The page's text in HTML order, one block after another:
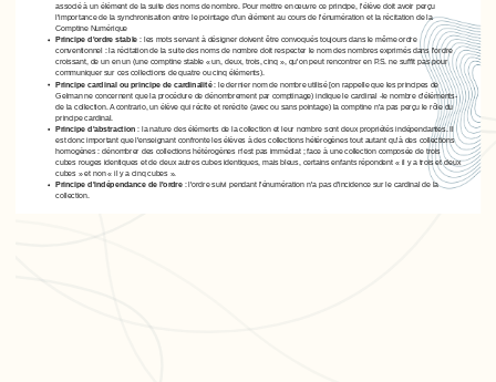
associé à un élément de la suite des noms de nombre. Pour mettre en œuvre ce principe, l'élève doit avoir perçu
l'importance de la synchronisation entre le pointage d'un élément au cours de l'énumération et la récitation de la
Comptine Numérique
Principe d'ordre stable : les mots servant à désigner doivent être convoqués toujours dans le même ordre
conventionnel : la récitation de la suite des noms de nombre doit respecter le nom des nombres exprimés dans l'ordre
croissant, de un en un (une comptine stable « un, deux, trois, cinq », qu'on peut rencontrer en P.S. ne suffit pas pour
communiquer sur ces collections de quatre ou cinq éléments).
Principe cardinal ou principe de cardinalité: le dernier nom de nombre utilisé [on rappelle que les principes de
Gelman ne concernent que la procédure de dénombrement par comptinage) indique le cardinal -le nombre d'éléments-
de la collection. A contrario, un élève qui récite et rerécite (avec ou sans pointage) la comptine n'a pas perçu le rôle du
principe cardinal.
Principe d'abstraction : la nature des éléments de la collection et leur nombre sont deux propriétés indépendantes. Il
est donc important que l'enseignant confronte les élèves à des collections hétérogènes tout autant qu'à des collections
homogènes : dénombrer des collections hétérogènes n'est pas immédiat ; face à une collection composée de trois
cubes rouges identiques et de deux autres cubes identiques, mais bleus, certains enfants répondent « il y a trois et deux
cubes » et non « il y a cinq cubes ».
Principe d'indépendance de l'ordre: l'ordre suivi pendant l'énumération n'a pas d'incidence sur le cardinal de la
collection.